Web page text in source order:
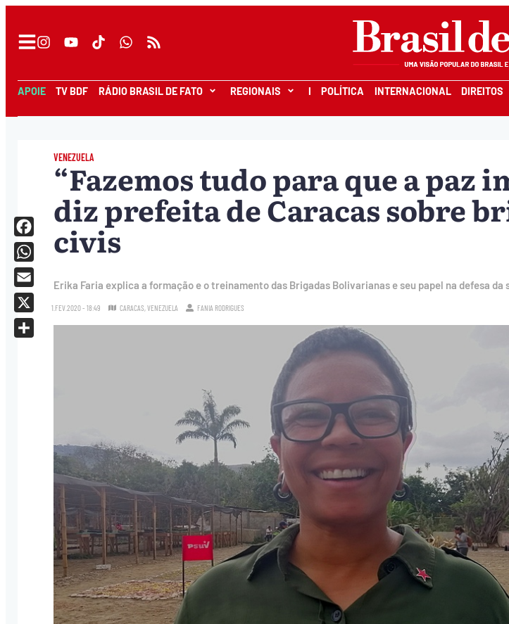
APOIE TV BDF RÁDIO BRASIL DE FATO REGIONAIS I POLÍTICA INTERNACIONAL DIREITOS
VENEZUELA
“Fazemos tudo para que a paz
diz prefeita de Caracas sobre
civis
Erika Faria explica a formação e o treinamento das Brigadas Bolivarianas e seu papel na defesa da
1.FEV.2020 - 18:49 CARACAS, VENEZUELA FANIA RODRIGUES
Facebook
WhatsApp
Email
X